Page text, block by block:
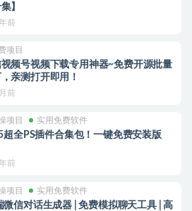
】
前
项目
频号视频下载专用神器~免费开源批量
亲测打开即用！
前
项目 实用免费软件
超全PS插件合集包！一键免费安装版
前
项目 实用免费软件
微信对话生成器 | 免费模拟聊天工具 | 高